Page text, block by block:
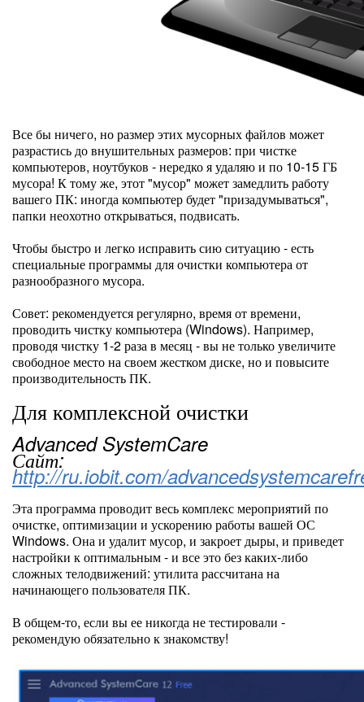
Все бы ничего, но размер этих мусорных файлов может
разрастись до внушительных размеров: при чистке
компьютеров, ноутбуков - нередко я удаляю и по 10-15 ГБ
мусора! К тому же, этот "мусор" может замедлить работу
вашего ПК: иногда компьютер будет "призадумываться",
папки неохотно открываться, подвисать.
Чтобы быстро и легко исправить сию ситуацию - есть
специальные программы для очистки компьютера от
разнообразного мусора.
Совет: рекомендуется регулярно, время от времени,
проводить чистку компьютера (Windows). Например,
проводя чистку 1-2 раза в месяц - вы не только увеличите
свободное место на своем жестком диске, но и повысите
производительность ПК.
Для комплексной очистки
Advanced SystemCare
Сайт:
http://ru.iobit.com/
Эта программа проводит весь комплекс мероприятий по
очистке, оптимизации и ускорению работы вашей ОС
Windows. Она и удалит мусор, и закроет дыры, и приведет
настройки к оптимальным - и все это без каких-либо
сложных телодвижений: утилита рассчитана на
начинающего пользователя ПК.
В общем-то, если вы ее никогда не тестировали -
рекомендую обязательно к знакомству!